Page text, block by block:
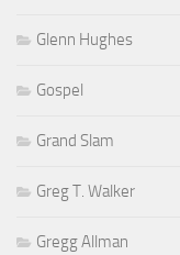
Glenn Hughes
Gospel
Grand Slam
Greg T. Walker
Gregg Allman